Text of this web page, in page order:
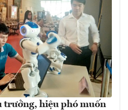
trưởng, hiệu phó muốn